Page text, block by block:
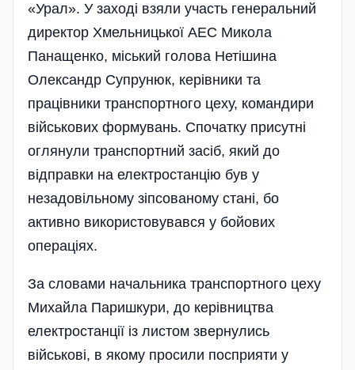
«Урал». У заході взяли участь генеральний
директор Хмельницької АЕС Микола
Панащенко, міський голова Нетішина
Олександр Супрунюк, керівники та
працівники транспортного цеху, командири
військових формувань. Спочатку присутні
оглянули транспортний засіб, який до
відправки на електростанцію був у
незадовільному зіпсованому стані, бо
активно використовувався у бойових
операціях.
За словами начальника транспортного цеху
Михайла Паришкури, до керівництва
електростанції із листом звернулись
військові, в якому просили посприяти у